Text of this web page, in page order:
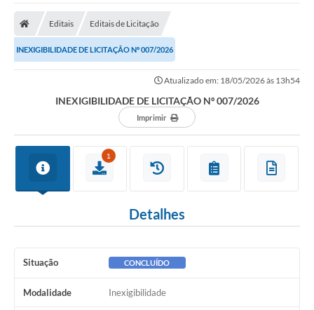
Editais Editais de Licitação
INEXIGIBILIDADE DE LICITAÇÃO Nº 007/2026
Atualizado em: 18/05/2026 às 13h54
INEXIGIBILIDADE DE LICITAÇÃO Nº 007/2026
Imprimir
1
Detalhes
Situação CONCLUÍDO
Modalidade Inexigibilidade